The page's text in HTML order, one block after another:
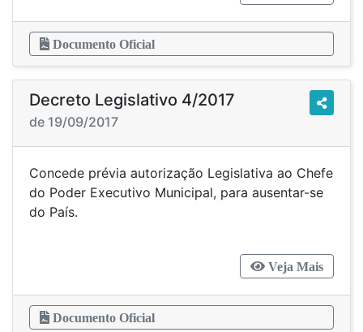
Documento Oficial
Decreto Legislativo 4/2017
de 19/09/2017
Concede prévia autorização Legislativa ao Chefe
do Poder Executivo Municipal, para ausentar-se
do País.
Veja Mais
Documento Oficial